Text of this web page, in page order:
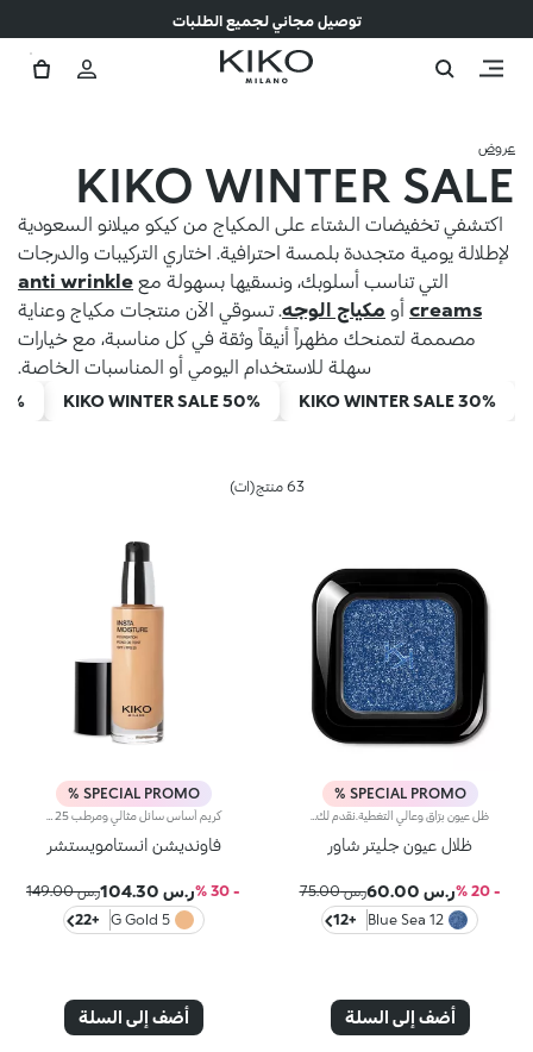
توصيل مجاني لجميع الطلبات
عروض
KIKO WINTER SALE
اكتشفي تخفيضات الشتاء على المكياج من كيكو ميلانو السعودية
لإطلالة يومية متجددة بلمسة احترافية. اختاري التركيبات والدرجات
التي تناسب أسلوبك، ونسقيها بسهولة مع anti wrinkle
creams أو مكياج الوجه. تسوقي الآن منتجات مكياج وعناية
مصممة لتمنحك مظهراً أنيقاً وثقة في كل مناسبة، مع خيارات
سهلة للاستخدام اليومي أو المناسبات الخاصة.
KIKO WINTER SALE 30%
KIKO WINTER SALE 50%
63 منتج(ات)
SPECIAL PROMO %
ظلال عيون جليتر شاور
- 20 % ر.س 60.00
ر.س 75.00
12 Blue Sea
+12
أضف إلى السلة
SPECIAL PROMO %
فاونديشن انستامويستشر
- 30 % ر.س 104.30
ر.س 149.00
5 G Gold
+22
أضف إلى السلة